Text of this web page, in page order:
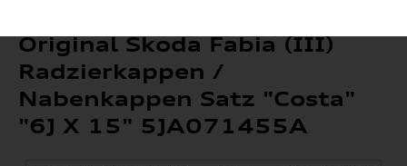
Original Skoda Fabia (III)
Radzierkappen /
Nabenkappen Satz "Costa"
"6J X 15" 5JA071455A